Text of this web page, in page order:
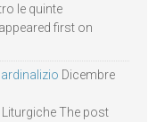
le quinte
first on
Dicembre
Liturgiche The post